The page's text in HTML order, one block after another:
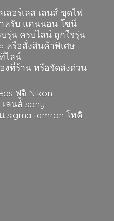
ลอร์เลส เลนส์ ชุดไฟ
หรับ แคนนอน โซนี่
รุ่น ครบไลน์ ถูกใจรุ่น
หรือสั่งสินค้าพิเศษ
ไลน์
งที่ร้าน หรือจัดส่งด่วน
ฟูจิ Nikon
เลนส์ sony
sigma tamron โทคิ